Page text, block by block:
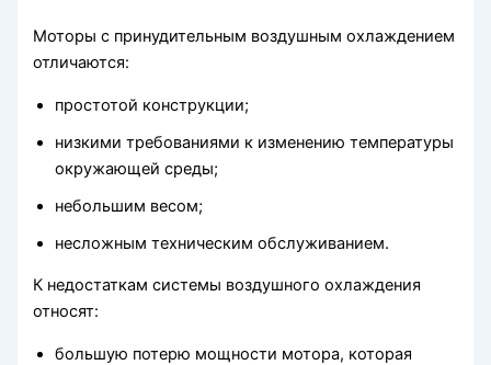
Моторы с принудительным воздушным охлаждением
отличаются:
простотой конструкции;
низкими требованиями к изменению температуры
окружающей среды;
небольшим весом;
несложным техническим обслуживанием.
К недостаткам системы воздушного охлаждения
относят:
большую потерю мощности мотора, которая